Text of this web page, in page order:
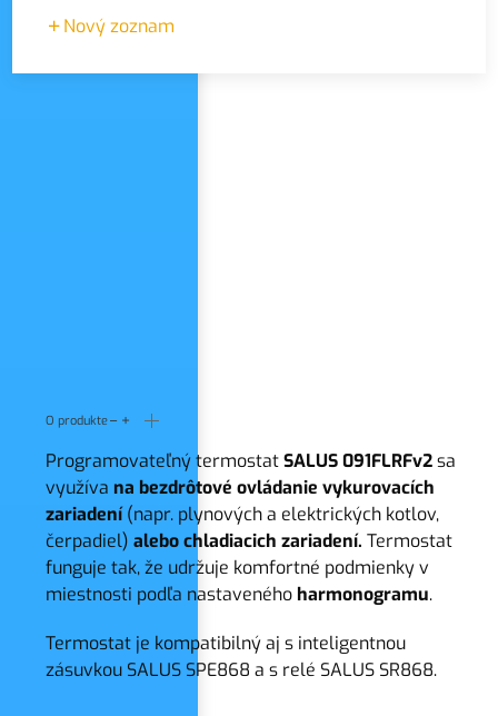
Nový zoznam
Názov zoznamu
O produkte
Programovateľný termostatSALUS 091FLRFv2sa
využíva na bezdrôtové ovládanie vykurovacích
zariadení(napr. plynových a elektrických kotlov,
čerpadiel)alebo chladiacich zariadení. Termostat
funguje tak, že udržuje komfortné podmienky v
miestnosti podľa nastaveného harmonogramu.
Termostat je kompatibilný aj s inteligentnou
zásuvkou SALUS SPE868 a s relé SALUS SR868.